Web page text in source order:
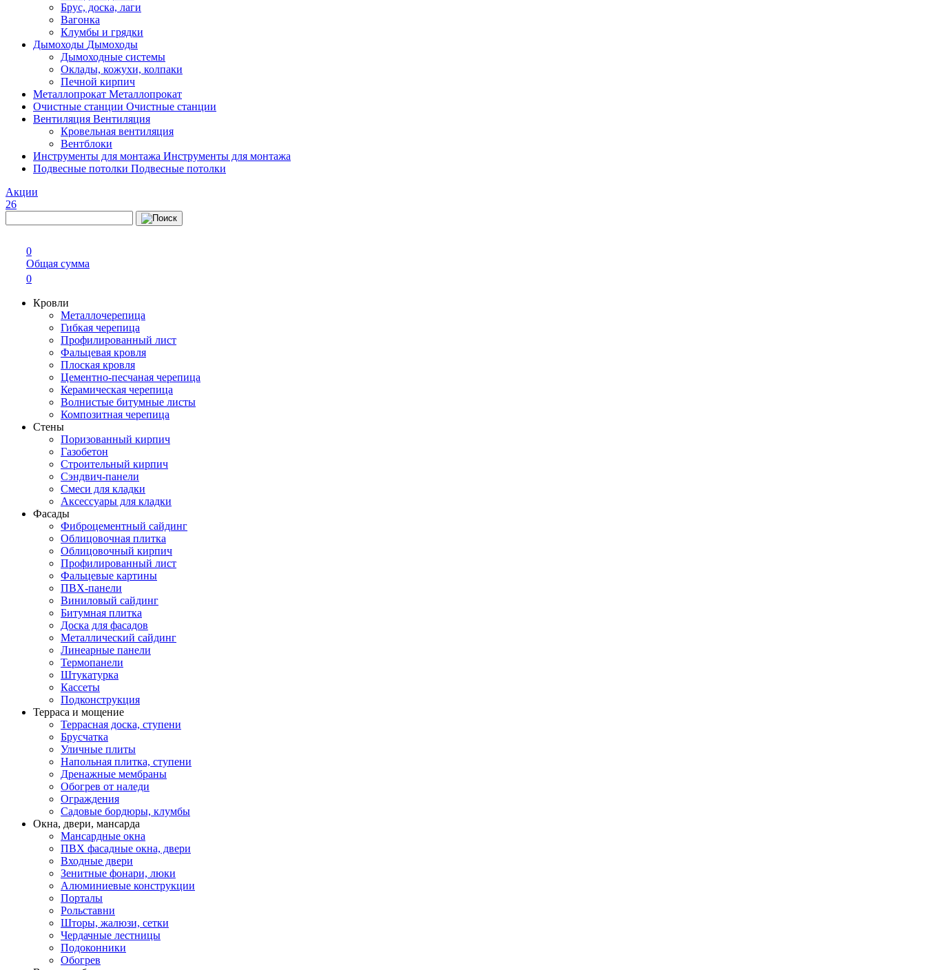
Брус, доска, лаги
Вагонка
Клумбы и грядки
Дымоходы Дымоходы
Дымоходные системы
Оклады, кожухи, колпаки
Печной кирпич
Металлопрокат Металлопрокат
Очистные станции Очистные станции
Вентиляция Вентиляция
Кровельная вентиляция
Вентблоки
Инструменты для монтажа Инструменты для монтажа
Подвесные потолки Подвесные потолки
Акции
26
0
Общая сумма
0
Кровли
Металлочерепица
Гибкая черепица
Профилированный лист
Фальцевая кровля
Плоская кровля
Цементно-песчаная черепица
Керамическая черепица
Волнистые битумные листы
Композитная черепица
Стены
Поризованный кирпич
Газобетон
Строительный кирпич
Сэндвич-панели
Смеси для кладки
Аксессуары для кладки
Фасады
Фиброцементный сайдинг
Облицовочная плитка
Облицовочный кирпич
Профилированный лист
Фальцевые картины
ПВХ-панели
Виниловый сайдинг
Битумная плитка
Доска для фасадов
Металлический сайдинг
Линеарные панели
Термопанели
Штукатурка
Кассеты
Подконструкция
Терраса и мощение
Террасная доска, ступени
Брусчатка
Уличные плиты
Напольная плитка, ступени
Дренажные мембраны
Обогрев от наледи
Ограждения
Садовые бордюры, клумбы
Окна, двери, мансарда
Мансардные окна
ПВХ фасадные окна, двери
Входные двери
Зенитные фонари, люки
Алюминиевые конструкции
Порталы
Рольставни
Шторы, жалюзи, сетки
Чердачные лестницы
Подоконники
Обогрев